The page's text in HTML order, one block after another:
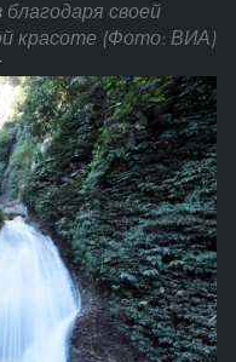
своей
красоте (Фото: ВИА)